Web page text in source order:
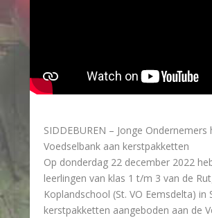
SIDDEBUREN – Jonge Ondernemers
Voedselbank aan kerstpakketten
Op donderdag 22 december 2022
leerlingen van klas 1 t/m 3 van de
Koplandschool (St. VO Eemsdelta) in
kerstpakketten aangeboden aan de